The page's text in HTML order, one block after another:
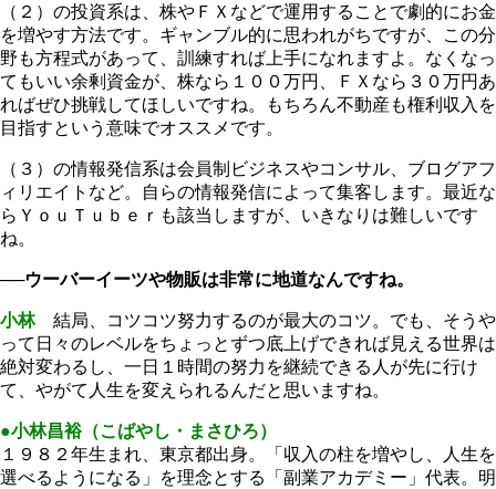
（２）の投資系は、株やＦＸなどで運用することで劇的にお金
を増やす方法です。ギャンブル的に思われがちですが、この分
野も方程式があって、訓練すれば上手になれますよ。なくなっ
てもいい余剰資金が、株なら１００万円、ＦＸなら３０万円あ
ればぜひ挑戦してほしいですね。もちろん不動産も権利収入を
目指すという意味でオススメです。
（３）の情報発信系は会員制ビジネスやコンサル、ブログアフ
ィリエイトなど。自らの情報発信によって集客します。最近な
らＹｏｕＴｕｂｅｒも該当しますが、いきなりは難しいです
ね。
──ウーバーイーツや物販は非常に地道なんですね。
小林結局、コツコツ努力するのが最大のコツ。でも、そうや
って日々のレベルをちょっとずつ底上げできれば見える世界は
絶対変わるし、一日１時間の努力を継続できる人が先に行け
て、やがて人生を変えられるんだと思いますね。
●小林昌裕（こばやし・まさひろ）
１９８２年生まれ、東京都出身。「収入の柱を増やし、人生を
選べるようになる」を理念とする「副業アカデミー」代表。明